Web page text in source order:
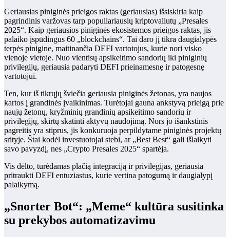
Geriausias piniginės prieigos raktas (geriausias) išsiskiria kaip
pagrindinis varžovas tarp populiariausių kriptovaliutų „Presales
2025“. Kaip geriausios piniginės ekosistemos prieigos raktas, jis
palaiko įspūdingus 60 „blockchains“. Tai daro jį tikra daugialypės
terpės pinigine, maitinančia DEFI vartotojus, kurie nori visko
vienoje vietoje. Nuo vientisų apsikeitimo sandorių iki piniginių
privilegijų, geriausia padaryti DEFI prieinamesnę ir patogesnę
vartotojui.
Ten, kur iš tikrųjų šviečia geriausia piniginės žetonas, yra naujos
kartos į grandinės įvaikinimas. Turėtojai gauna ankstyvą prieigą prie
naujų žetonų, kryžminių grandinių apsikeitimo sandorių ir
privilegijų, skirtų skatinti aktyvų naudojimą. Nors jo išankstinis
pagreitis yra stiprus, jis konkuruoja perpildytame piniginės projektų
srityje. Štai kodėl investuotojai stebi, ar „Best Best“ gali išlaikyti
savo pavyzdį, nes „Crypto Presales 2025“ spartėja.
Vis dėlto, turėdamas plačią integraciją ir privilegijas, geriausia
pritraukti DEFI entuziastus, kurie vertina patogumą ir daugialypį
palaikymą.
„Snorter Bot“: „Meme“ kultūra susitinka
su prekybos automatizavimu